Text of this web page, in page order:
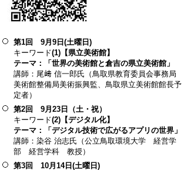
第1回 9月9日(土曜日)
キーワード(1)【県立美術館】
テーマ：「世界の美術館と倉吉の県立美術館」
講師：尾﨑 信一郎氏（鳥取県教育委員会事務局
美術館整備局美術振興監、鳥取県立美術館館長予
定者）
第2回 9月23日（土・祝）
キーワード(2)【デジタル化】
テーマ：「デジタル技術で広がるアプリの世界」
講師：染谷 治志氏（公立鳥取環境大学 経営学
部 経営学科 教授）
第3回 10月14日(土曜日)